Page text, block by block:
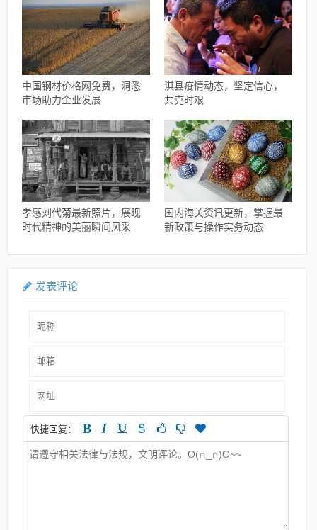
中国钢材价格网免费，洞悉
市场助力企业发展
淇县疫情动态，坚定信心，
共克时艰
孝感刘代菊最新照片，展现
时代精神的美丽瞬间风采
国内海关资讯更新，掌握最
新政策与操作实务动态
发表评论
快捷回复：